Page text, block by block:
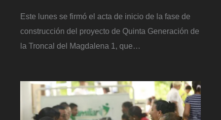
Este lunes se firmó el acta de inicio de la fase de
construcción del proyecto de Quinta Generación de
la Troncal del Magdalena 1, que…